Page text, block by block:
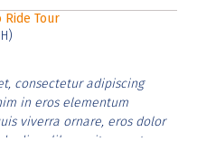
Ride Tour
consectetur adipiscing
in eros elementum
viverra ornare, eros dolor
diam libero vitae erat.